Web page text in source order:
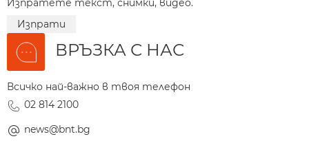
Изпратете текст, снимки, видео.
Изпрати
ВРЪЗКА С НАС
Всичко най-важно в твоя телефон
02 814 2100
news@bnt.bg